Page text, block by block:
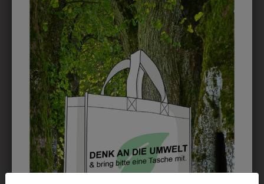
DRUCK
Perfekt für große Logos und für kleine Details, jedoch
kostet jede Farbe extra und ist erst ab 12 Stück
möglich. Waschbar bis zu 60°C.
DAS KÖNNTE IHNEN